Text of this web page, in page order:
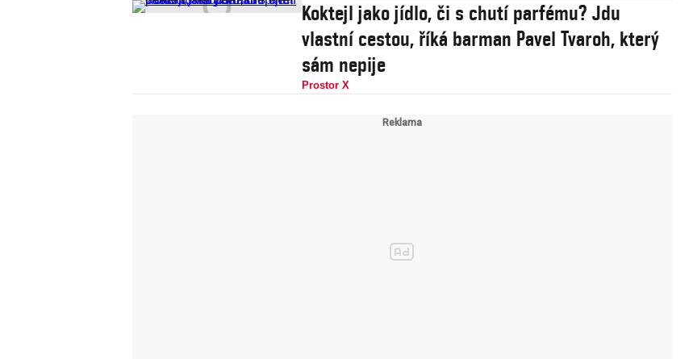
Koktejl jako jídlo, či s chutí parfému? Jdu
vlastní cestou, říká barman Pavel Tvaroh, který
sám nepije
Prostor X